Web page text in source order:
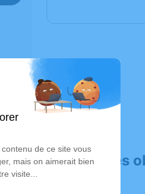
Déroulé des